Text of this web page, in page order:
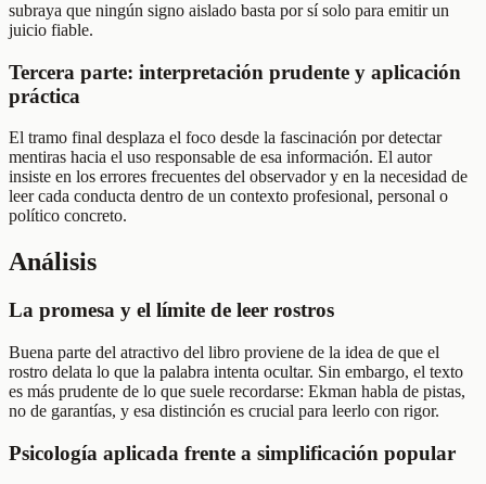
subraya que ningún signo aislado basta por sí solo para emitir un
juicio fiable.
Tercera parte: interpretación prudente y aplicación
práctica
El tramo final desplaza el foco desde la fascinación por detectar
mentiras hacia el uso responsable de esa información. El autor
insiste en los errores frecuentes del observador y en la necesidad de
leer cada conducta dentro de un contexto profesional, personal o
político concreto.
Análisis
La promesa y el límite de leer rostros
Buena parte del atractivo del libro proviene de la idea de que el
rostro delata lo que la palabra intenta ocultar. Sin embargo, el texto
es más prudente de lo que suele recordarse: Ekman habla de pistas,
no de garantías, y esa distinción es crucial para leerlo con rigor.
Psicología aplicada frente a simplificación popular